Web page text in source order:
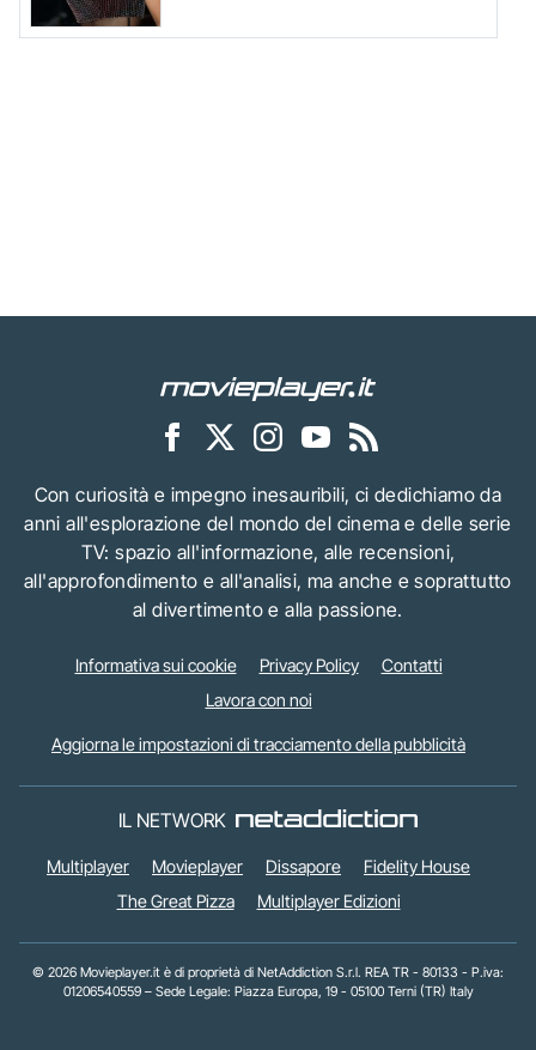
Con curiosità e impegno inesauribili, ci dedichiamo da
anni all'esplorazione del mondo del cinema e delle serie
TV: spazio all'informazione, alle recensioni,
all'approfondimento e all'analisi, ma anche e soprattutto
al divertimento e alla passione.
Informativa sui cookie Privacy Policy
Contatti
Lavora con noi
Aggiorna le impostazioni di tracciamento della pubblicità
IL NETWORK
Multiplayer Movieplayer Dissapore
Fidelity House
The Great Pizza
Multiplayer Edizioni
© 2026 Movieplayer.it è di proprietà di NetAddiction S.r.l. REA TR - 80133 - P.iva:
01206540559 – Sede Legale: Piazza Europa, 19 - 05100 Terni (TR) Italy